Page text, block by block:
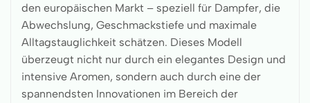
den europäischen Markt – speziell für Dampfer, die
Abwechslung, Geschmackstiefe und maximale
Alltagstauglichkeit schätzen. Dieses Modell
überzeugt nicht nur durch ein elegantes Design und
intensive Aromen, sondern auch durch eine der
spannendsten Innovationen im Bereich der